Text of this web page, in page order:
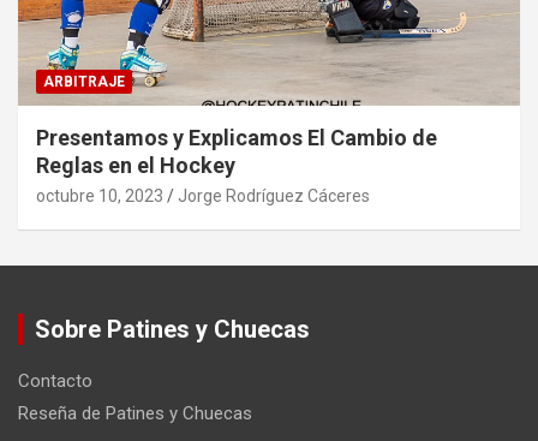
ARBITRAJE
Presentamos y Explicamos El Cambio de
Reglas en el Hockey
octubre 10, 2023 Jorge Rodríguez Cáceres
Sobre Patines y Chuecas
Contacto
Reseña de Patines y Chuecas